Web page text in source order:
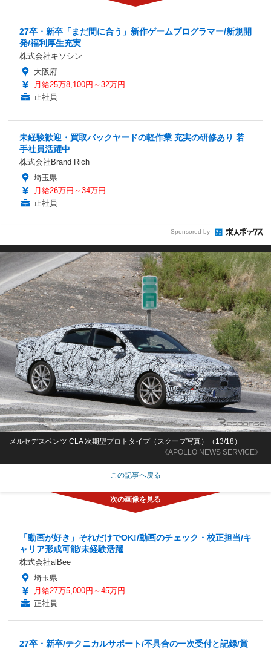
27卒・新卒「まだ間に合う」新作ゲームプログラマー/新規開
発/福利厚生充実
株式会社キソシン
大阪府
月給25万8,100円～32万円
正社員
未経験歓迎・買取バックヤードの軽作業 充実の研修あり 若
手社員活躍中
株式会社Brand Rich
埼玉県
月給26万円～34万円
正社員
Sponsored by
《APOLLO NEWS SERVICE》
メルセデスベンツ CLA 次期型プロトタイプ（スクープ写真）（13/18）
この記事へ戻る
「動画が好き」それだけでOK!/動画のチェック・校正担当/キ
ャリア形成可能/未経験活躍
株式会社alBee
埼玉県
月給27万5,000円～45万円
正社員
27卒・新卒/テクニカルサポート/不具合の一次受付と記録/賞